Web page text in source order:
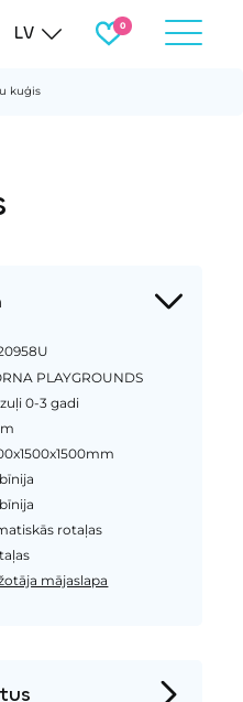
LV
kuģis
PLAYGROUNDS
0-3 gadi
rotaļas
mājaslapa